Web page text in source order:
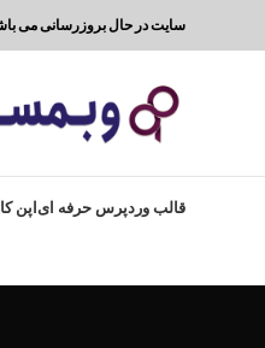
سایت در حال بروزرسانی می
قالب وردپرس حرفه ایاپن